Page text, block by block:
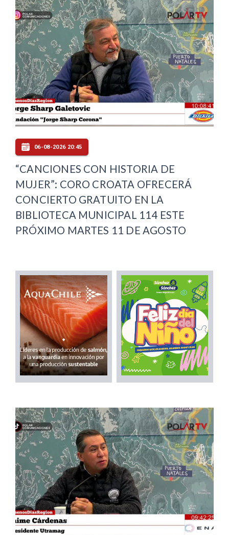
06-08-2026 20:45
“CANCIONES CON HISTORIA DE
MUJER”: CORO CROATA OFRECERÁ
CONCIERTO GRATUITO EN LA
BIBLIOTECA MUNICIPAL 114 ESTE
PRÓXIMO MARTES 11 DE AGOSTO